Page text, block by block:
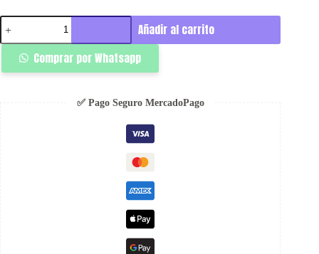
Premium
Basic
Blanco
Rsident
Añadir al carrito
Comprar por Whatsapp
✅ Pago Seguro MercadoPago